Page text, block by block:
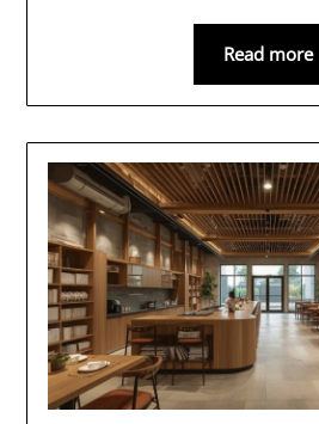
Read more